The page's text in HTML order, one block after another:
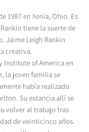
1987 en Xenia, Ohio. Es
tiene la suerte de
Jaime Leigh Rankin
creativa.
Institute of America en
la joven familia se
había realizado
Su estancia allí se
volver al trabajo tras
de veinticinco años.